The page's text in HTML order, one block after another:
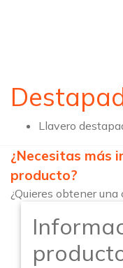
Llavero
¿Necesitas más
producto?
¿Quieres obtener